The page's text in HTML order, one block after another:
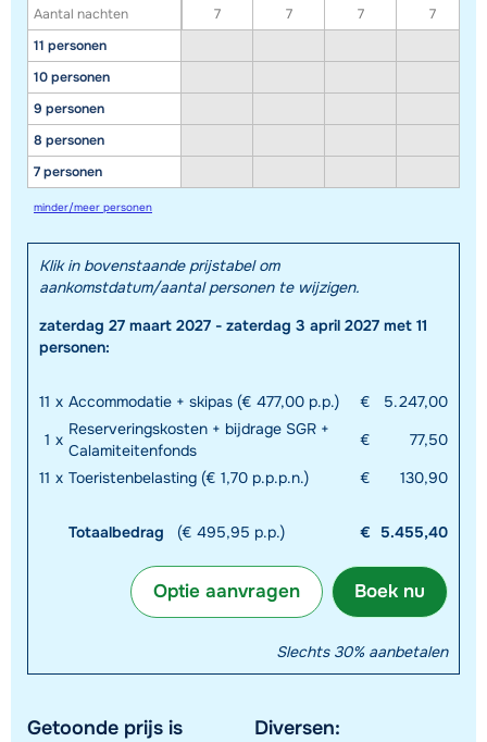
Toon alle accommodaties in dit gebied
Deze kaart geeft een indicatie van de ligging van onze accommodaties. De
exacte locatie kan enigszins afwijken.
Aantal nachten
11 personen
10 personen
9 personen
8 personen
7 personen
7 7 7 7
minder/meer personen
Klik in bovenstaande prijstabel om
aankomstdatum/aantal personen te wijzigen.
zaterdag 27 maart 2027 - zaterdag 3 april 2027 met 11
personen:
11 x Accommodatie + skipas (€ 477,00 p.p.) €
5.247,00
1 x
Reserveringskosten + bijdrage SGR +
Calamiteitenfonds
€
77,50
11 x Toeristenbelasting (€ 1,70 p.p.p.n.) € 130,90
Totaalbedrag (€ 495,95 p.p.) € 5.455,40
Boek nu
Optie aanvragen
Slechts 30% aanbetalen
Getoonde prijs is
Diversen: